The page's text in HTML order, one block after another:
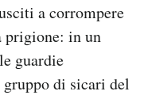
a corrompere
prigione: in un
guardie
di sicari del